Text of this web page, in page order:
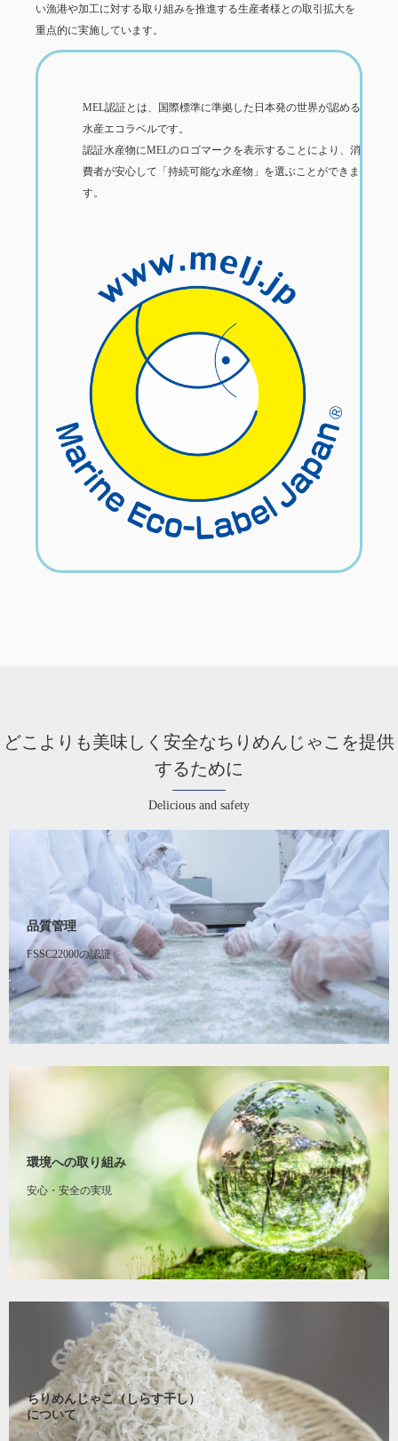
い漁港や加工に対する取り組みを推進する生産者様との取引拡大を
重点的に実施しています。
MEL認証とは、国際標準に準拠した日本発の世界が認める
水産エコラベルです。
認証水産物にMELのロゴマークを表示することにより、消
費者が安心して「持続可能な水産物」を選ぶことができま
す。
どこよりも美味しく安全なちりめんじゃこを提供
するために
Delicious and safety
品質管理
FSSC22000の認証
環境への取り組み
安心・安全の実現
ちりめんじゃこ（しらす干し）
について